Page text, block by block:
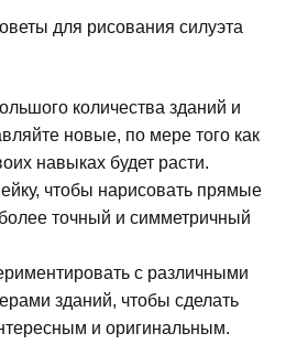
для рисования силуэта
количества зданий и
новые, по мере того как
навыках будет расти.
чтобы нарисовать прямые
точный и симметричный
с различными
зданий, чтобы сделать
и оригинальным.